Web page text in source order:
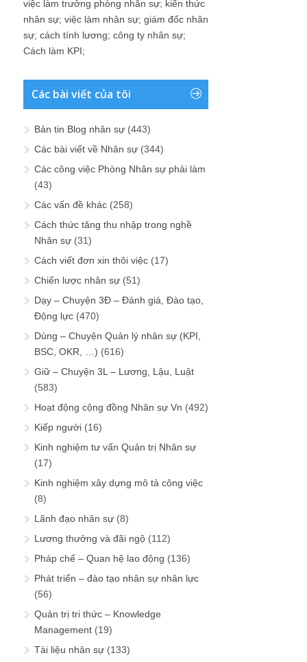
việc làm trưởng phòng nhân sự; kiến thức
nhân sự; việc làm nhân sự; giám đốc nhân
sự; cách tính lương; công ty nhân sự;
Cách làm KPI;
Các bài viết của tôi
Bản tin Blog nhân sự (443)
Các bài viết về Nhân sự (344)
Các công việc Phòng Nhân sự phải làm
(43)
Các vấn đề khác (258)
Cách thức tăng thu nhập trong nghề
Nhân sự (31)
Cách viết đơn xin thôi việc (17)
Chiến lược nhân sự (51)
Dạy – Chuyện 3Đ – Đánh giá, Đào tạo,
Động lực (470)
Dùng – Chuyện Quản lý nhân sự (KPI,
BSC, OKR, …) (616)
Giữ – Chuyện 3L – Lương, Lậu, Luật
(583)
Hoạt động cộng đồng Nhân sự Vn (492)
Kiếp người (16)
Kinh nghiệm tư vấn Quản trị Nhân sự
(17)
Kinh nghiệm xây dựng mô tả công việc
(8)
Lãnh đạo nhân sự (8)
Lương thưởng và đãi ngộ (112)
Pháp chế – Quan hệ lao động (136)
Phát triển – đào tạo nhân sự nhân lực
(56)
Quản trị tri thức – Knowledge
Management (19)
Tài liệu nhân sự (133)